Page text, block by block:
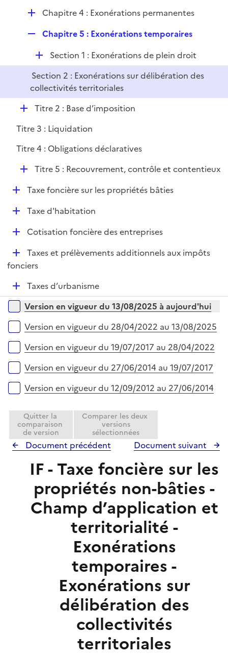
D
p
l
i
e
r
Chapitre 4 : Exonérations permanentes
p
i
e
r
Chapitre 5 : Exonérations temporaires
D
é
p
l
r
Section 1 : Exonérations de plein droit
Section 2 : Exonérations sur délibération des
collectivités territoriales
D
p
l
Titre 2 : Base d’imposition
Titre 3 : Liquidation
Titre 4 : Obligations déclaratives
D
p
l
i
e
Titre 5 : Recouvrement, contrôle et contentieux
D
r
Taxe foncière sur les propriétés bâties
D
e
Taxe d'habitation
D
l
r
Cotisation foncière des entreprises
D
é
e
r
Taxes et prélèvements additionnels aux impôts
fonciers
D
é
p
e
Taxes d’urbanisme
Versions sur la période
Version en vigueur du 13/08/2025 à aujourd'hui
Version en vigueur du 28/04/2022 au 13/08/2025
Version en vigueur du 19/07/2017 au 28/04/2022
Version en vigueur du 27/06/2014 au 19/07/2017
Version en vigueur du 12/09/2012 au 27/06/2014
Quitter la
comparaison
de version
Comparer les deux
versions
sélectionnées
Document précédent Document suivant
IF - Taxe foncière sur les
propriétés non-bâties -
Champ d’application et
territorialité -
Exonérations
temporaires -
Exonérations sur
délibération des
collectivités
territoriales